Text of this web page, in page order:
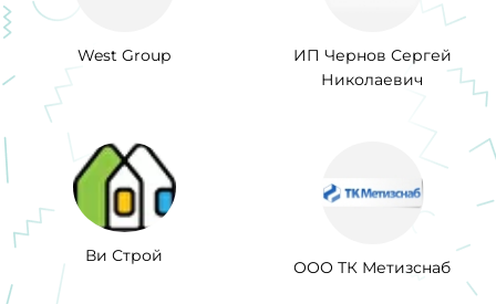
West Group
ИП Чернов Сергей
Николаевич
Ви Строй
ООО ТК Метизснаб